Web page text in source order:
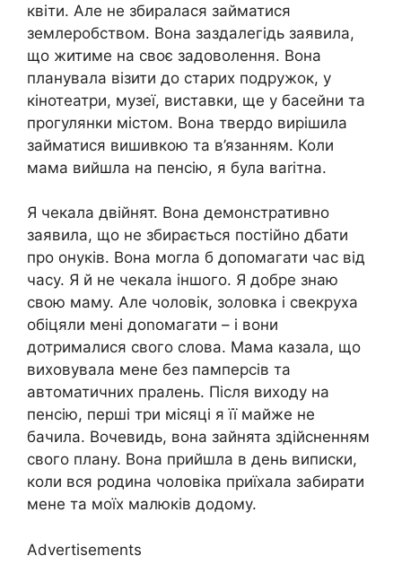
квіти. Але не збиралася займатися
землеробством. Вона заздалегідь заявила,
що житиме на своє задоволення. Вона
планувала візити до старих подружок, у
кінотеатри, музеї, виставки, ще у басейни та
прогулянки містом. Вона твердо вирішила
займатися вишивкою та в’язанням. Коли
мама вийшла на пенсію, я була ваrітна.
Я чекала двійнят. Вона демонстративно
заявила, що не збирається постійно дбати
про онуків. Вона могла б допомагати час від
часу. Я й не чекала іншого. Я добре знаю
свою маму. Але чоловік, золовка і свекруха
обіцяли мені доnомагати – і вони
дотрималися свого слова. Мама казала, що
виховувала мене без памперсів та
автоматичних пралень. Після виходу на
пенсію, перші три місяці я її майже не
бачила. Вочевидь, вона зайнята здійсненням
свого плану. Вона прийшла в день виписки,
коли вся родина чоловіка приїхала забирати
мене та моїх малюків додому.
Advertisements